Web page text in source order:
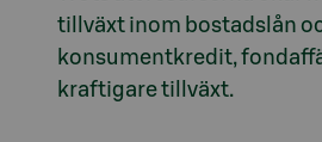
tillväxt inom bostadslån
konsumentkredit,
kraftigare tillväxt.